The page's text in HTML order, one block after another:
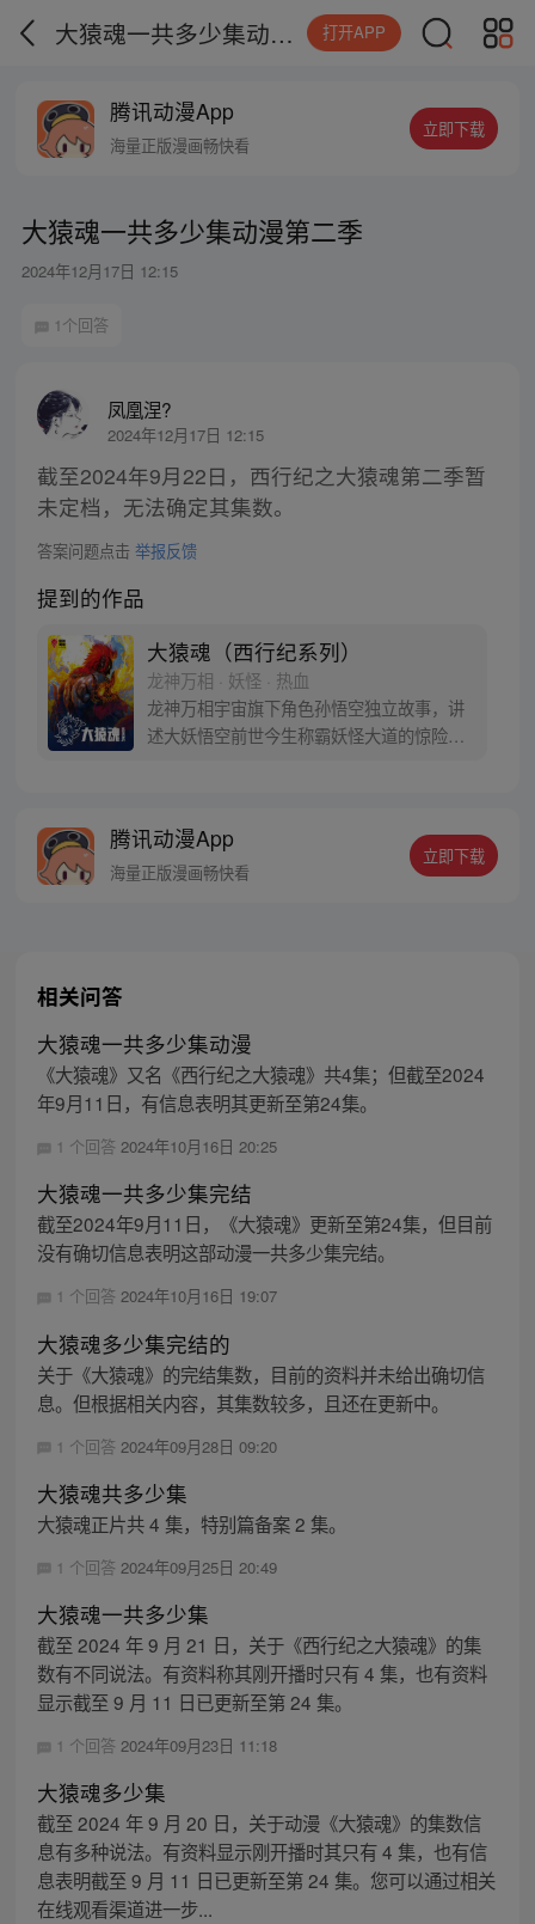
大猿魂一共多少集动漫第二季 打开APP
腾讯动漫App
海量正版漫画畅快看
立即下载
大猿魂一共多少集动漫第二季
2024年12月17日 12:15
1个回答
凤凰涅?
2024年12月17日 12:15
截至2024年9月22日，西行纪之大猿魂第二季暂
未定档，无法确定其集数。
答案问题点击 举报反馈
提到的作品
大猿魂（西行纪系列）
龙神万相 · 妖怪 · 热血
龙神万相宇宙旗下角色孙悟空独立故事，讲
述大妖悟空前世今生称霸妖怪大道的惊险历
人…六十年后，他再次破石而出，背负着守
护族人的希望和信念打败了妖怪大道的霸
腾讯动漫App
海量正版漫画畅快看
立即下载
相关问答
大猿魂一共多少集动漫
《大猿魂》又名《西行纪之大猿魂》共4集；但截至2024
年9月11日，有信息表明其更新至第24集。
1 个回答 2024年10月16日 20:25
大猿魂一共多少集完结
截至2024年9月11日，《大猿魂》更新至第24集，但目前
没有确切信息表明这部动漫一共多少集完结。
1 个回答 2024年10月16日 19:07
大猿魂多少集完结的
关于《大猿魂》的完结集数，目前的资料并未给出确切信
息。但根据相关内容，其集数较多，且还在更新中。
1 个回答 2024年09月28日 09:20
大猿魂共多少集
大猿魂正片共 4 集，特别篇备案 2 集。
1 个回答 2024年09月25日 20:49
大猿魂一共多少集
截至 2024 年 9 月 21 日，关于《西行纪之大猿魂》的集
数有不同说法。有资料称其刚开播时只有 4 集，也有资料
显示截至 9 月 11 日已更新至第 24 集。
1 个回答 2024年09月23日 11:18
大猿魂多少集
截至 2024 年 9 月 20 日，关于动漫《大猿魂》的集数信
息有多种说法。有资料显示刚开播时其只有 4 集，也有信
息表明截至 9 月 11 日已更新至第 24 集。您可以通过相关
在线观看渠道进一步...